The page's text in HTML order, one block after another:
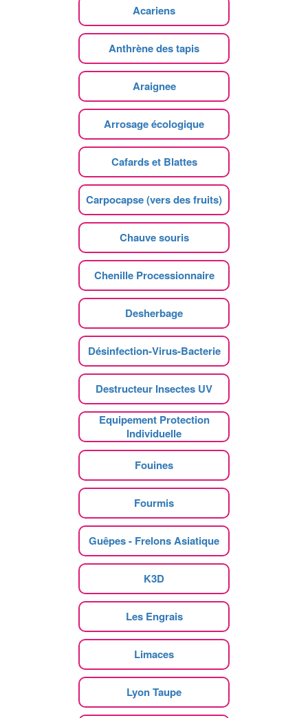
Acariens
Anthrène des tapis
Araignee
Arrosage écologique
Cafards et Blattes
Carpocapse (vers des fruits)
Chauve souris
Chenille Processionnaire
Desherbage
Désinfection-Virus-Bacterie
Destructeur Insectes UV
Equipement Protection
Individuelle
Fouines
Fourmis
Guêpes - Frelons Asiatique
K3D
Les Engrais
Limaces
Lyon Taupe